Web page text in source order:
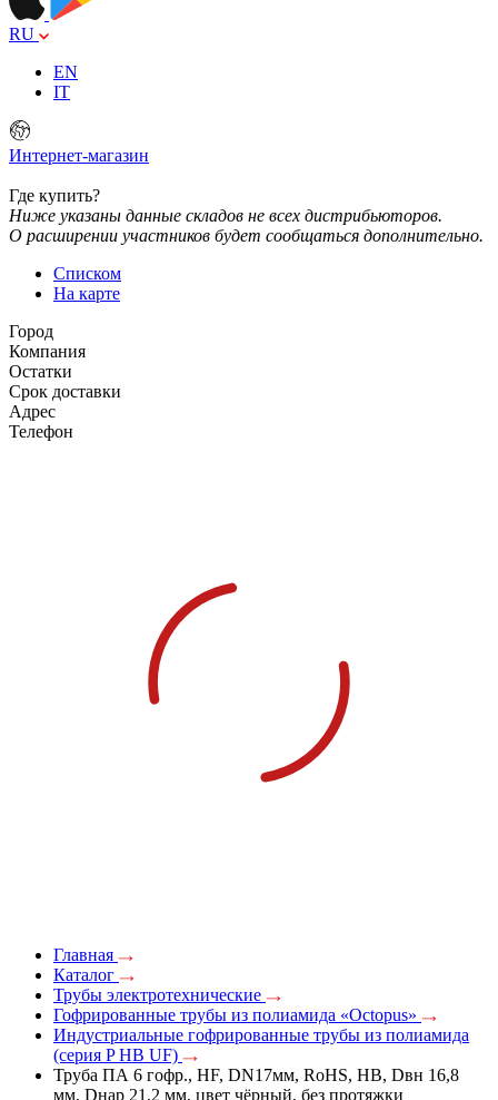
RU
EN
IT
Интернет-магазин
Где купить?
Ниже указаны данные складов не всех дистрибьюторов.
О расширении участников будет сообщаться дополнительно.
Списком
На карте
Город
Компания
Остатки
Срок доставки
Адрес
Телефон
Главная
Каталог
Трубы электротехнические
Гофрированные трубы из полиамида «Octopus»
Индустриальные гофрированные трубы из полиамида
(серия P HB UF)
Труба ПА 6 гофр., HF, DN17мм, RoHS, HB, Dвн 16,8
мм, Dнар 21,2 мм, цвет чёрный, без протяжки